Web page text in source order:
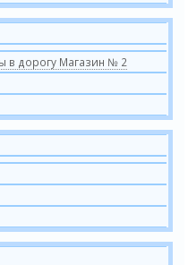
в дорогу Магазин № 2